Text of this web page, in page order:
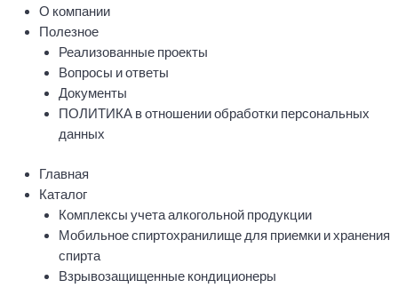
О компании
Полезное
Реализованные проекты
Вопросы и ответы
Документы
ПОЛИТИКА в отношении обработки персональных
данных
Главная
Каталог
Комплексы учета алкогольной продукции
Мобильное спиртохранилище для приемки и хранения
спирта
Взрывозащищенные кондиционеры